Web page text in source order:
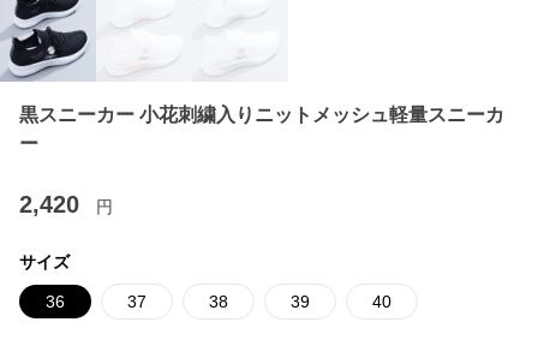
黒スニーカー 小花刺繍入りニットメッシュ軽量スニーカ
ー
2,420 円
サイズ
36 37 38 39 40